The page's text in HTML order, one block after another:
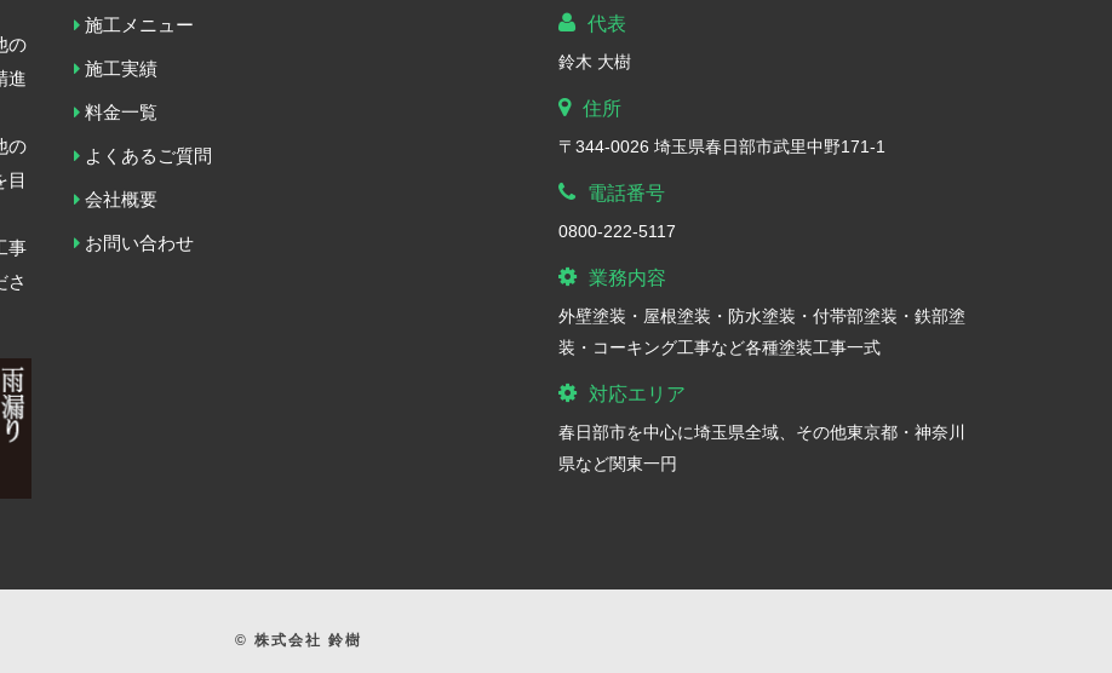
の
進
の
目
事
さ
施工メニュー
施工実績
料金一覧
よくあるご質問
会社概要
お問い合わせ
代表
鈴木 大樹
住所
〒344-0026 埼玉県春日部市武里中野171-1
電話番号
0800-222-5117
業務内容
外壁塗装・屋根塗装・防水塗装・付帯部塗装・鉄部塗
装・コーキング工事など各種塗装工事一式
対応エリア
春日部市を中心に埼玉県全域、その他東京都・神奈川
県など関東一円
© 株式会社 鈴樹